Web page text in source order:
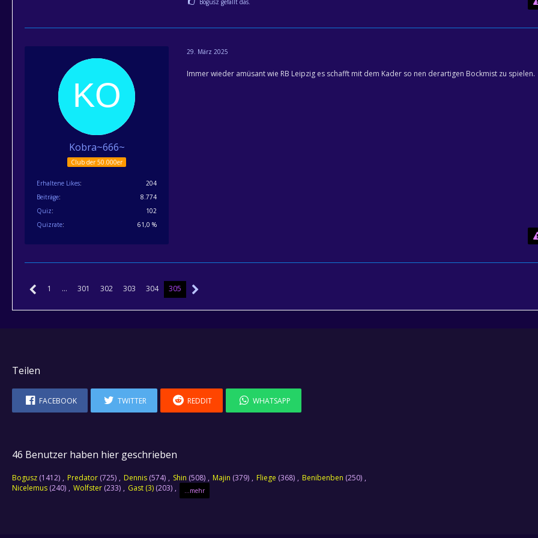
Bogusz gefällt das.
Kobra~666~
Club der 50.000er
Erhaltene Likes
204
Beiträge
8.774
Quiz
102
Quizrate
61,0 %
29. März 2025
Immer wieder amüsant wie RB Leipzig es schafft mit dem Kader so nen derartigen Bockmist zu spielen.
1 … 301 302 303 304 305
Teilen
FACEBOOK TWITTER REDDIT WHATSAPP
46 Benutzer haben hier geschrieben
Bogusz (1412) Predator (725) Dennis (574) Shin (508) Majin (379) Fliege (368) Benibenben (250)
Nicelemus (240) Wolfster (233) Gast (3) (203) ...mehr